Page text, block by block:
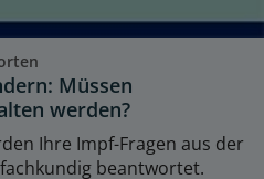
Müssen
werden?
Ihre Impf-Fragen aus der
beantwortet.